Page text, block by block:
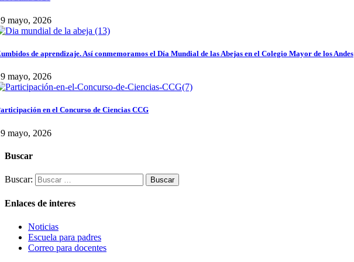
mayo, 2026
de aprendizaje. Así conmemoramos el Día Mundial de las Abejas en el Colegio Mayor de los Andes
mayo, 2026
en el Concurso de Ciencias CCG
mayo, 2026
Buscar
Buscar:
Enlaces de interes
Noticias
Escuela para padres
Correo para docentes